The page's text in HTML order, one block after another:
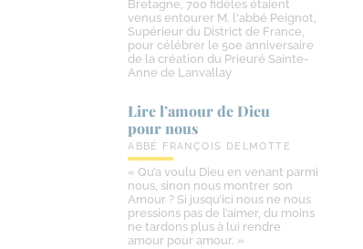
Bretagne, 700 fidèles étaient
venus entourer M. l'abbé Peignot,
Supérieur du District de France,
pour célébrer le 50e anniversaire
de la création du Prieuré Sainte-
Anne de Lanvallay
Lire l’amour de Dieu
pour nous
ABBÉ FRANÇOIS DELMOTTE
« Qu’a voulu Dieu en venant parmi
nous, sinon nous montrer son
Amour ? Si jusqu’ici nous ne nous
pressions pas de l’aimer, du moins
ne tardons plus à lui rendre
amour pour amour. »